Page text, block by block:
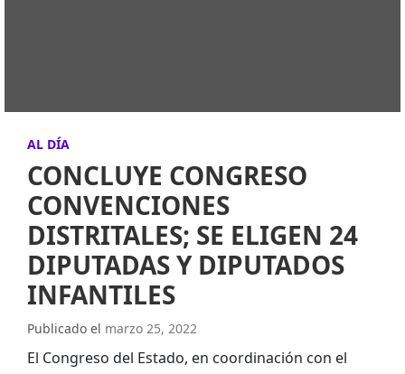
AL DÍA
CONCLUYE CONGRESO
CONVENCIONES
DISTRITALES; SE ELIGEN 24
DIPUTADAS Y DIPUTADOS
INFANTILES
Publicado el marzo 25, 2022
El Congreso del Estado, en coordinación con el